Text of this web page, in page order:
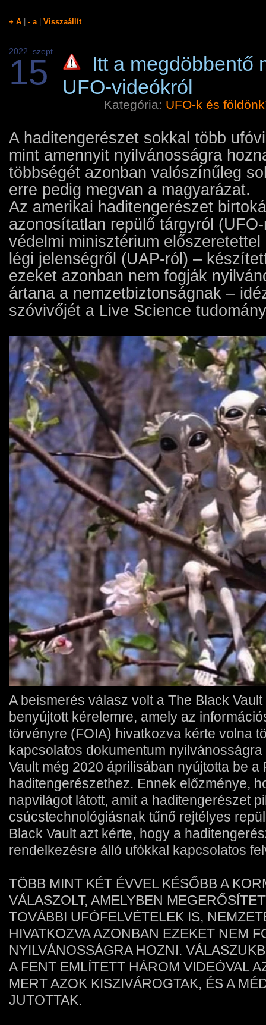
+ A - a| Visszaállít
2022. szept.
15
Itt a megdöbbentő
UFO-videókról
Kategória: UFO-k és
A haditengerészet sokkal több
mint amennyit nyilvánosságra
többségét azonban valószínűleg
erre pedig megvan a magyarázat.
Az amerikai haditengerészet
azonosítatlan repülő tárgyról
védelmi minisztérium
légi jelenségről (UAP-ról) –
ezeket azonban nem fogják
ártana a nemzetbiztonságnak –
szóvivőjét a Live Science
A beismerés válasz volt a The Black
benyújtott kérelemre, amely az
törvényre (FOIA) hivatkozva kérte volna
kapcsolatos dokumentum
Vault még 2020 áprilisában nyújtotta be
haditengerészethez. Ennek előzménye,
napvilágot látott, amit a haditengerészet
csúcstechnológiásnak tűnő rejtélyes
Black Vault azt kérte, hogy a
rendelkezésre álló ufókkal kapcsolatos
TÖBB MINT KÉT ÉVVEL KÉSŐBB A
VÁLASZOLT, AMELYBEN
TOVÁBBI UFÓFELVÉTELEK IS,
HIVATKOZVA AZONBAN EZEKET NEM
NYILVÁNOSSÁGRA HOZNI.
A FENT EMLÍTETT HÁROM VIDEÓVAL
MERT AZOK KISZIVÁROGTAK, ÉS A
JUTOTTAK.